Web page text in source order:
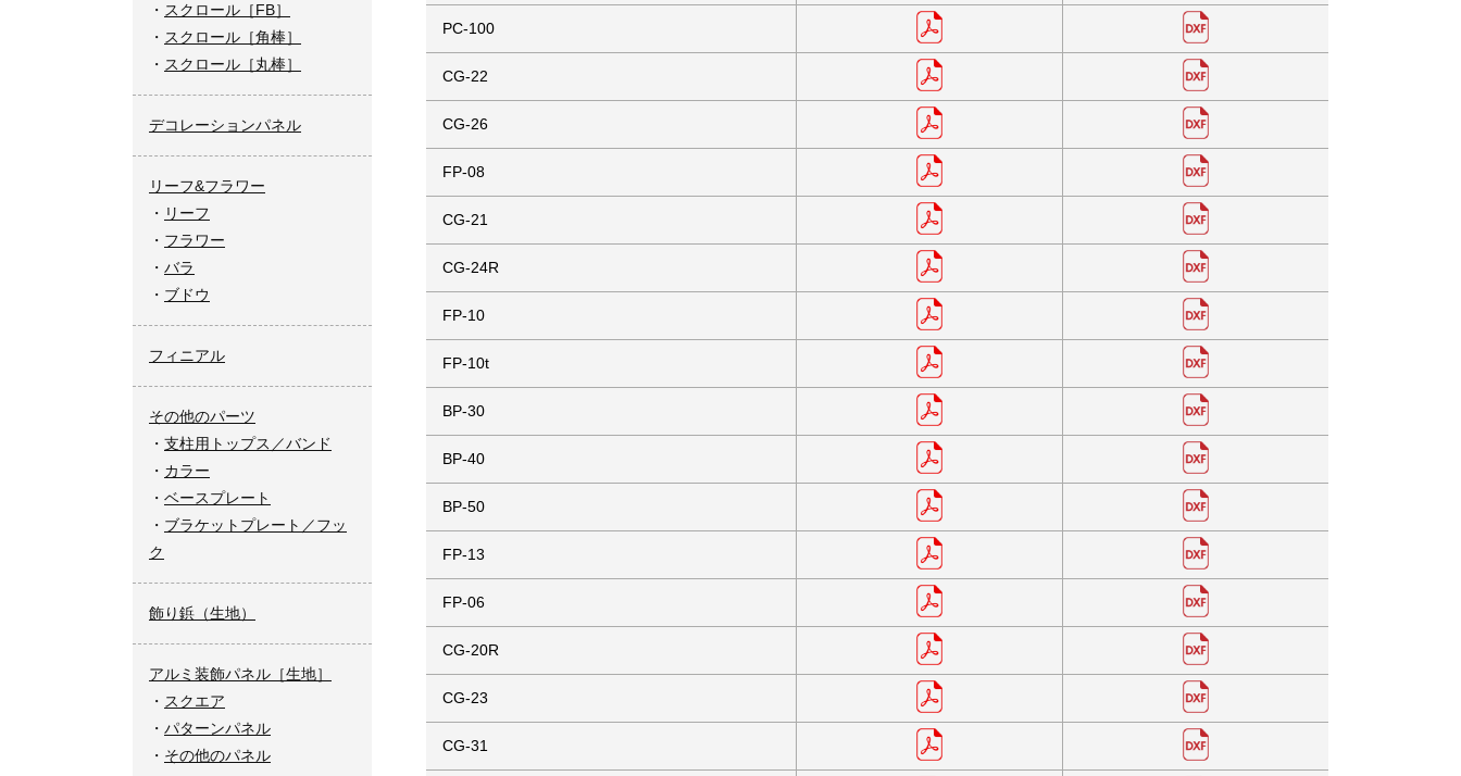
PC-100
CG-22
CG-26
FP-08
CG-21
CG-24R
FP-10
FP-10t
BP-30
BP-40
BP-50
FP-13
FP-06
CG-20R
CG-23
CG-31
スクロール［FB］
スクロール［角棒］
スクロール［丸棒］
デコレーションパネル
リーフ&フラワー
リーフ
フラワー
バラ
ブドウ
フィニアル
その他のパーツ
支柱用トップス／バンド
カラー
ベースプレート
ブラケットプレート／フッ
ク
飾り鋲（生地）
アルミ装飾パネル［生地］
スクエア
パターンパネル
その他のパネル